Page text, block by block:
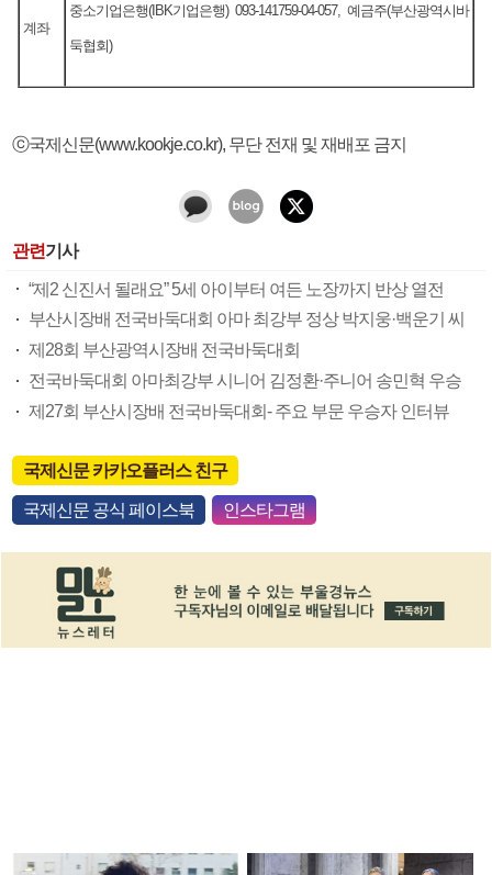
계좌
중소기업은행(IBK기업은행) 093-141759-04-057, 예금주(부산광역시바
둑협회)
ⓒ국제신문(www.kookje.co.kr), 무단 전재 및 재배포 금지
관련기사
“제2 신진서 될래요” 5세 아이부터 여든 노장까지 반상 열전
부산시장배 전국바둑대회 아마 최강부 정상 박지웅·백운기 씨
제28회 부산광역시장배 전국바둑대회
전국바둑대회 아마최강부 시니어 김정환·주니어 송민혁 우승
제27회 부산시장배 전국바둑대회- 주요 부문 우승자 인터뷰
국제신문 카카오플러스 친구
국제신문 공식 페이스북 인스타그램